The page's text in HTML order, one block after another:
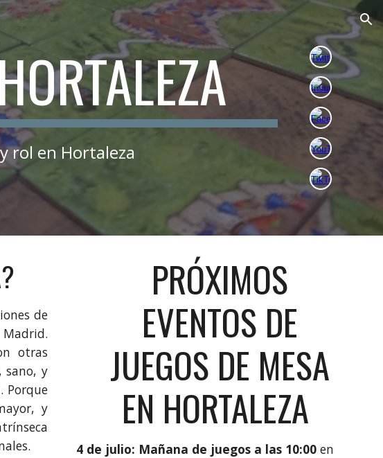
rol en Hortaleza
de
otras
sano, y
Porque
y
PRÓXIMOS
EVENTOS DE
JUEGOS DE MESA
EN HORTALEZA
4de julio: Mañana de juegosa las 10:00en